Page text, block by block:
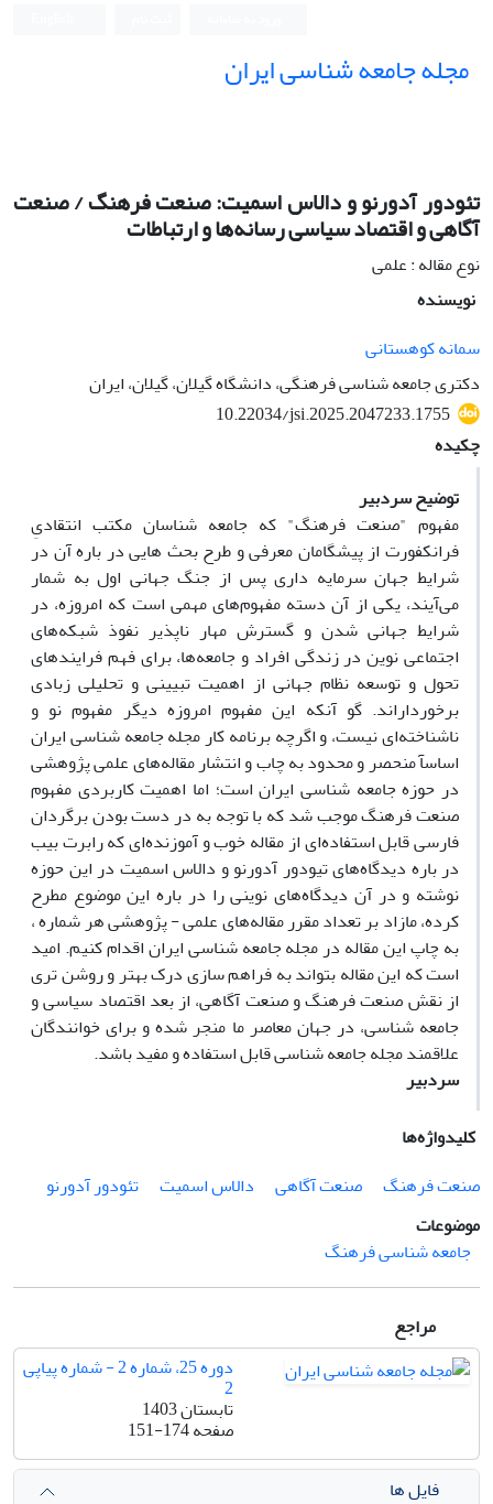
مجله جامعه شناسی ایران
تئودور آدورنو و دالاس اسمیت: صنعت فرهنگ / صنعت
آگاهی و اقتصاد سیاسی رسانه‌ها و ارتباطات
نوع مقاله : علمی
نویسنده
سمانه کوهستانی
دکتری جامعه شناسی فرهنگی، دانشگاه گیلان، گیلان، ایران
10.22034/jsi.2025.2047233.1755
چکیده
توضیح سردبیر
مفهوم "صنعت فرهنگ" که جامعه شناسان مکتب انتقادیِ
فرانکفورت از پیشگامان معرفی و طرح بحث هایی در باره آن در
شرایط جهان سرمایه داری پس از جنگ جهانی اول به شمار
می‌آیند، یکی از آن دسته مفهوم‌های مهمی است که امروزه، در
شرایط جهانی شدن و گسترش مهار ناپذیر نفوذ شبکه‌های
اجتماعی نوین در زندگی افراد و جامعه‌ها، برای فهم فرایند‌های
تحول و توسعه نظام جهانی از اهمیت تبیینی و تحلیلی زبادی
برخوردار‌اند. گو آنکه این مفهوم امروزه دیگر مفهوم نو و
ناشناخته‌ای نیست، و اگرچه برنامه کار مجله جامعه شناسی ایران
اساسآ منحصر و محدود به چاب و انتشار مقاله‌های علمی پژوهشی
در حوزه جامعه شناسی ایران است؛ اما اهمیت کاربردی مفهوم
صنعت فرهنگ موجب شد که با توجه به در دست بودن برگردان
فارسی قابل استفاده‌ای از مقاله خوب و آموزنده‌ای که رابرت بیب
در باره دیدگاه‌های تیودور آدورنو و دالاس اسمیت در این حوزه
نوشته و در آن دیدگاه‌های نوینی را در باره این موضوع مطرح
کرده، مازاد بر تعداد مقرر مقاله‌های علمی - پژوهشی هر شماره ،
به چاپ این مقاله در مجله جامعه شناسی ایران اقدام کنیم. امید
است که این مقاله بتواند به فراهم سازی درک بهتر و روشن تری
از نقش صنعت فرهنگ و صنعت آگاهی، از بعد اقتصاد سیاسی و
جامعه شناسی، در جهان معاصر ما منجر شده و برای خوانندگان
علاقمند مجله جامعه شناسی قابل استفاده و مفید باشد.
سردبیر
کلیدواژه‌ها
صنعت فرهنگ
صنعت آگاهی دالاس اسمیت
تئودور آدورنو
موضوعات
جامعه شناسی فرهنگ
مراجع
دوره 25، شماره 2 - شماره پیاپی
2
تابستان 1403
صفحه151-174
فایل ها